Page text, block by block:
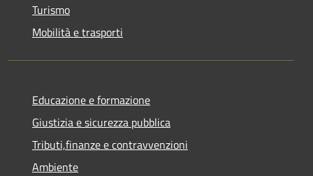
Turismo
Mobilità e trasporti
Educazione e formazione
Giustizia e sicurezza pubblica
Tributi,finanze e contravvenzioni
Ambiente